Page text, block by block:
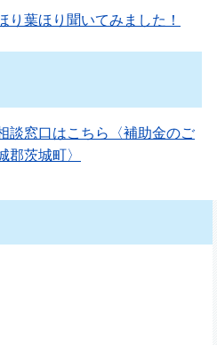
り葉ほり聞いてみました！
談窓口はこちら〈補助金のご
郡茨城町〉